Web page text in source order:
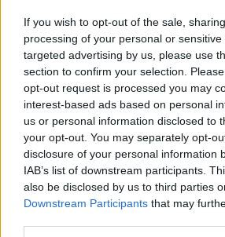
If you wish to opt-out of the sale,
processing of your personal or
targeted advertising by us, please use
section to confirm your selection.
opt-out request is processed you may
interest-based ads based on personal
us or personal information disclosed to
your opt-out. You may separately opt-
disclosure of your personal information
IAB’s list of downstream participants.
also be disclosed by us to third parties
Downstream Participants that may
bude
četnickou stanicí i několika hostinci, která
lety kvůli zřízení vojenského výcvikového
Opravený pomník chce geopark ukázat na
Proměny, která každoročně připomíná
tohoto území. ČTK o tom informovala
geoparku Ralsko Lenka Mrázová.
Čeští a němečtí ochránci přírody
kolem Liberce a Žitavy
Čeští a